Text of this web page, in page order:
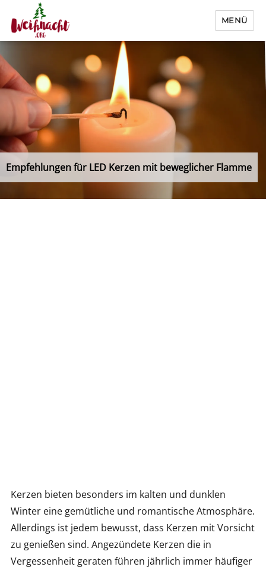
Weihnacht.org
MENÜ
Empfehlungen für LED Kerzen mit beweglicher Flamme
Kerzen bieten besonders im kalten und dunklen
Winter eine gemütliche und romantische Atmosphäre.
Allerdings ist jedem bewusst, dass Kerzen mit Vorsicht
zu genießen sind. Angezündete Kerzen die in
Vergessenheit geraten führen jährlich immer häufiger